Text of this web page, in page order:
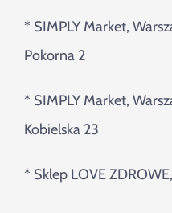
* SIMPLY Market,
Pokorna 2
* SIMPLY Market,
Kobielska 23
* Sklep LOVE